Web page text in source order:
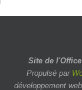
Site de
Propulsé par
développement